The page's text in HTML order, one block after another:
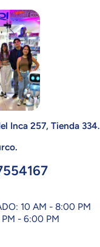
Inca 257, Tienda 334.
10 AM - 8:00 PM
PM - 6:00 PM